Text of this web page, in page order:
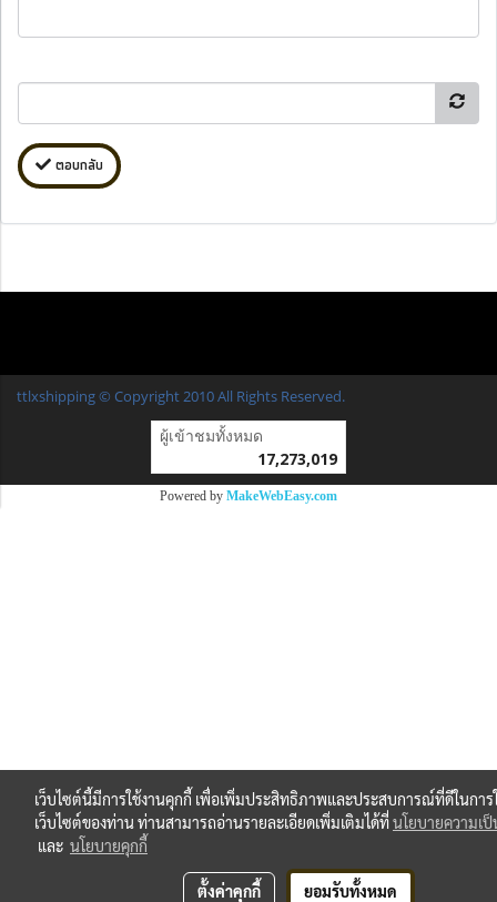
ตอบกลับ
ttlxshipping © Copyright 2010 All Rights Reserved.
ผู้เข้าชมทั้งหมด
17,273,019
Powered by MakeWebEasy.com
เว็บไซต์นี้มีการใช้งานคุกกี้ เพื่อเพิ่มประสิทธิภาพและประสบการณ์ที่ดีในการ
เว็บไซต์ของท่าน ท่านสามารถอ่านรายละเอียดเพิ่มเติมได้ที่นโยบายความเ
และ นโยบายคุกกี้
ตั้งค่าคุกกี้ ยอมรับทั้งหมด